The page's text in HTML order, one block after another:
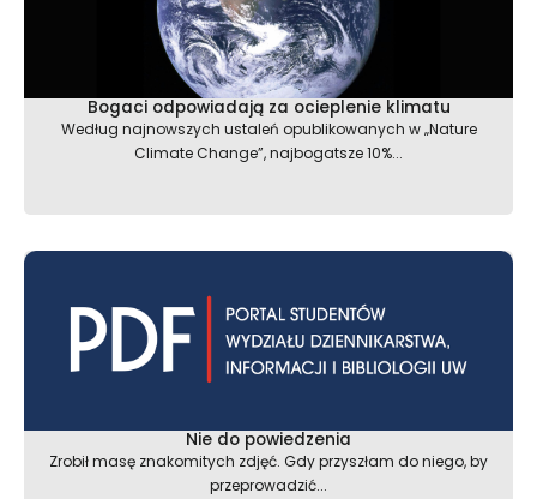
Bogaci odpowiadają za ocieplenie klimatu
Według najnowszych ustaleń opublikowanych w „Nature
Climate Change”, najbogatsze 10%...
Nie do powiedzenia
Zrobił masę znakomitych zdjęć. Gdy przyszłam do niego, by
przeprowadzić...